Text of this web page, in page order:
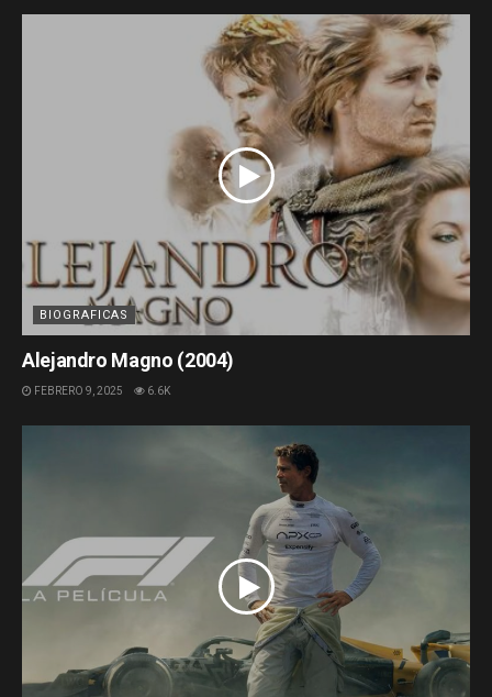
BIOGRAFICAS
Alejandro Magno (2004)
FEBRERO 9, 2025 6.6K